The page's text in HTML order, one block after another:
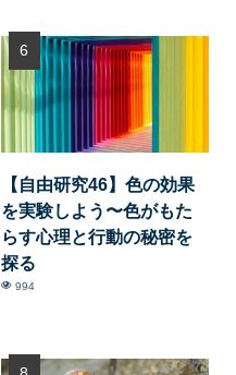
【自由研究46】色の効果
を実験しよう〜色がもた
らす心理と行動の秘密を
探る
994